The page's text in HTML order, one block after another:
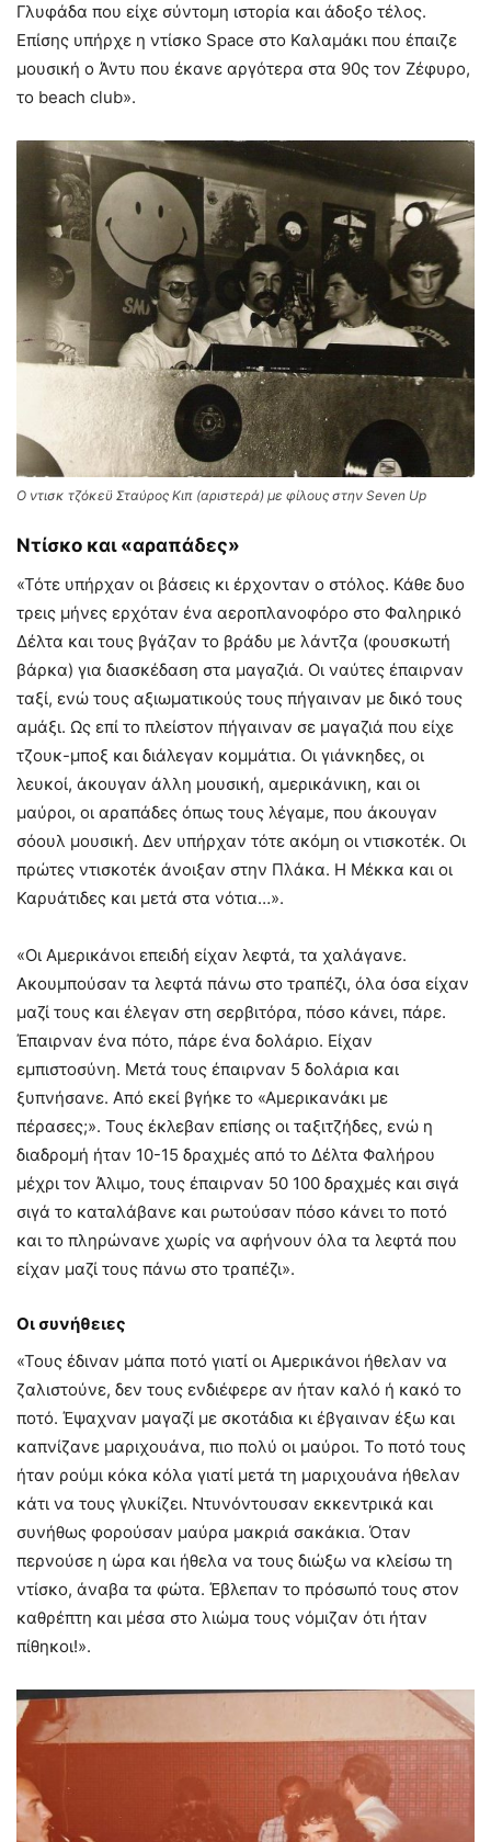
Γλυφάδα που είχε σύντομη ιστορία και άδοξο τέλος.
Επίσης υπήρχε η ντίσκο Space στο Καλαμάκι που έπαιζε
μουσική ο Άντυ που έκανε αργότερα στα 90ς τον Ζέφυρο,
το beach club».
Ο ντισκ τζόκεϋ Σταύρος Κιπ (αριστερά) με φίλους στην Seven Up
Ντίσκο και «αραπάδες»
«Τότε υπήρχαν οι βάσεις κι έρχονταν ο στόλος. Κάθε δυο
τρεις μήνες ερχόταν ένα αεροπλανοφόρο στο Φαληρικό
Δέλτα και τους βγάζαν το βράδυ με λάντζα (φουσκωτή
βάρκα) για διασκέδαση στα μαγαζιά. Οι ναύτες έπαιρναν
ταξί, ενώ τους αξιωματικούς τους πήγαιναν με δικό τους
αμάξι. Ως επί το πλείστον πήγαιναν σε μαγαζιά που είχε
τζουκ-μποξ και διάλεγαν κομμάτια. Οι γιάνκηδες, οι
λευκοί, άκουγαν άλλη μουσική, αμερικάνικη, και οι
μαύροι, οι αραπάδες όπως τους λέγαμε, που άκουγαν
σόουλ μουσική. Δεν υπήρχαν τότε ακόμη οι ντισκοτέκ. Οι
πρώτες ντισκοτέκ άνοιξαν στην Πλάκα. Η Μέκκα και οι
Καρυάτιδες και μετά στα νότια…».
«Οι Αμερικάνοι επειδή είχαν λεφτά, τα χαλάγανε.
Ακουμπούσαν τα λεφτά πάνω στο τραπέζι, όλα όσα είχαν
μαζί τους και έλεγαν στη σερβιτόρα, πόσο κάνει, πάρε.
Έπαιρναν ένα πότο, πάρε ένα δολάριο. Είχαν
εμπιστοσύνη. Μετά τους έπαιρναν 5 δολάρια και
ξυπνήσανε. Από εκεί βγήκε το «Αμερικανάκι με
πέρασες;». Τους έκλεβαν επίσης οι ταξιτζήδες, ενώ η
διαδρομή ήταν 10-15 δραχμές από το Δέλτα Φαλήρου
μέχρι τον Άλιμο, τους έπαιρναν 50 100 δραχμές και σιγά
σιγά το καταλάβανε και ρωτούσαν πόσο κάνει το ποτό
και το πληρώνανε χωρίς να αφήνουν όλα τα λεφτά που
είχαν μαζί τους πάνω στο τραπέζι».
Οι συνήθειες
«Τους έδιναν μάπα ποτό γιατί οι Αμερικάνοι ήθελαν να
ζαλιστούνε, δεν τους ενδιέφερε αν ήταν καλό ή κακό το
ποτό. Έψαχναν μαγαζί με σκοτάδια κι έβγαιναν έξω και
καπνίζανε μαριχουάνα, πιο πολύ οι μαύροι. Το ποτό τους
ήταν ρούμι κόκα κόλα γιατί μετά τη μαριχουάνα ήθελαν
κάτι να τους γλυκίζει. Ντυνόντουσαν εκκεντρικά και
συνήθως φορούσαν μαύρα μακριά σακάκια. Όταν
περνούσε η ώρα και ήθελα να τους διώξω να κλείσω τη
ντίσκο, άναβα τα φώτα. Έβλεπαν το πρόσωπό τους στον
καθρέπτη και μέσα στο λιώμα τους νόμιζαν ότι ήταν
πίθηκοι!».